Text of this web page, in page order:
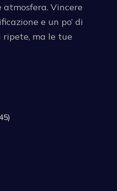
atmosfera. Vincere
e un po’ di
ma le tue